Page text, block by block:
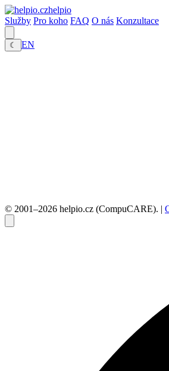
helpio
Služby Pro koho FAQ O nás Konzultace
☾ EN
© 2001–2026 helpio.cz (CompuCARE). |